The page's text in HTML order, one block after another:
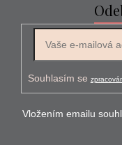
Souhlasím se
Vložením emailu